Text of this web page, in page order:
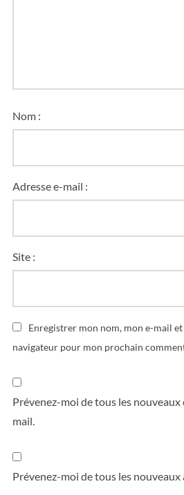
Nom :
Adresse e-mail :
Site :
Enregistrer mon nom, mon e-mail
navigateur pour mon prochain
Prévenez-moi de tous les
mail.
Prévenez-moi de tous les